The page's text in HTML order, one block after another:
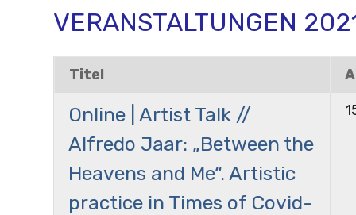
VERANSTALTUNGEN
Titel
Online | Artist Talk //
Alfredo Jaar: „Between the
Heavens and Me“. Artistic
practice in Times of Covid-